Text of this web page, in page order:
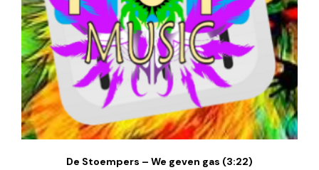
De Stoempers – We geven gas (3:22)